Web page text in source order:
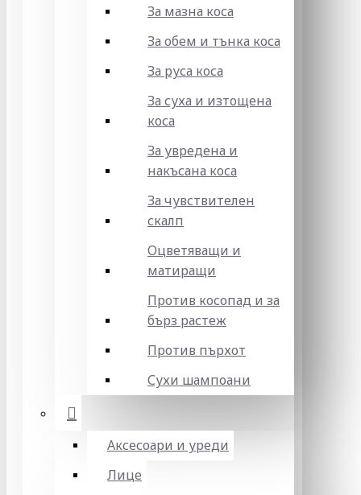
За мазна коса
За обем и тънка коса
За руса коса
За суха и изтощена
коса
За увредена и
накъсана коса
За чувствителен
скалп
Оцветяващи и
матиращи
Против косопад и за
бърз растеж
Против пърхот
Сухи шампоани
Аксесоари и уреди
Лице